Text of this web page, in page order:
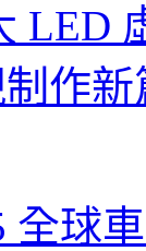
LED
作新
全球